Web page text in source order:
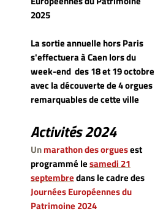
2025
La sortie annuelle hors Paris
s'effectuera à Caen lors du
week-end des 18 et 19 octobre
avec la découverte de 4 orgues
remarquables de cette ville
Activités 2024
Unmarathon des orguesest
programmé lesamedi 21
septembredans le cadre des
Journées Européennes du
Patrimoine 2024